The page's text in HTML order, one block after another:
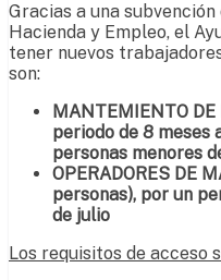
Gracias a una
Hacienda y Empleo, el
tener nuevos
son:
MANTEMIENTO DE
periodo de 8 meses
personas menores
OPERADORES DE
personas), por un
de julio
Los requisitos de acceso